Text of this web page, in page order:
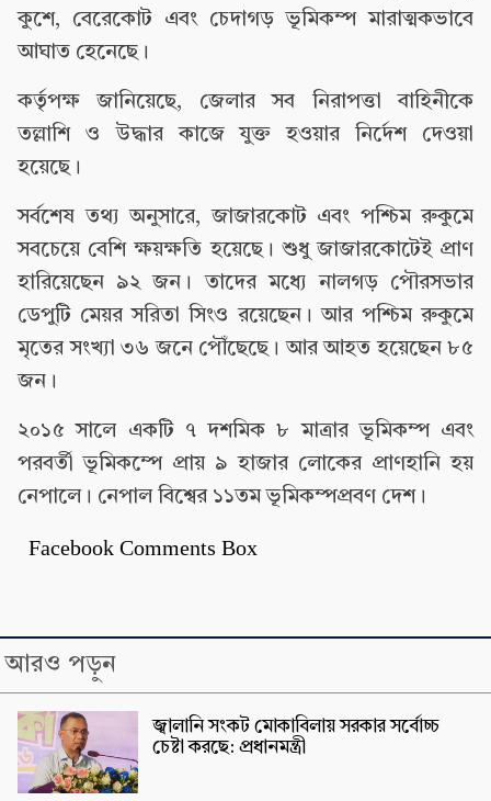
কুশে, বেরেকোট এবং চেদাগড় ভূমিকম্প মারাত্মকভাবে
আঘাত হেনেছে।
কর্তৃপক্ষ জানিয়েছে, জেলার সব নিরাপত্তা বাহিনীকে
তল্লাশি ও উদ্ধার কাজে যুক্ত হওয়ার নির্দেশ দেওয়া
হয়েছে।
সর্বশেষ তথ্য অনুসারে, জাজারকোট এবং পশ্চিম রুকুমে
সবচেয়ে বেশি ক্ষয়ক্ষতি হয়েছে। শুধু জাজারকোটেই প্রাণ
হারিয়েছেন ৯২ জন। তাদের মধ্যে নালগড় পৌরসভার
ডেপুটি মেয়র সরিতা সিংও রয়েছেন। আর পশ্চিম রুকুমে
মৃতের সংখ্যা ৩৬ জনে পৌঁছেছে। আর আহত হয়েছেন ৮৫
জন।
২০১৫ সালে একটি ৭ দশমিক ৮ মাত্রার ভূমিকম্প এবং
পরবর্তী ভূমিকম্পে প্রায় ৯ হাজার লোকের প্রাণহানি হয়
নেপালে। নেপাল বিশ্বের ১১তম ভূমিকম্পপ্রবণ দেশ।
Facebook Comments Box
আরও পড়ুন
জ্বালানি সংকট মোকাবিলায় সরকার সর্বোচ্চ
চেষ্টা করছে: প্রধানমন্ত্রী